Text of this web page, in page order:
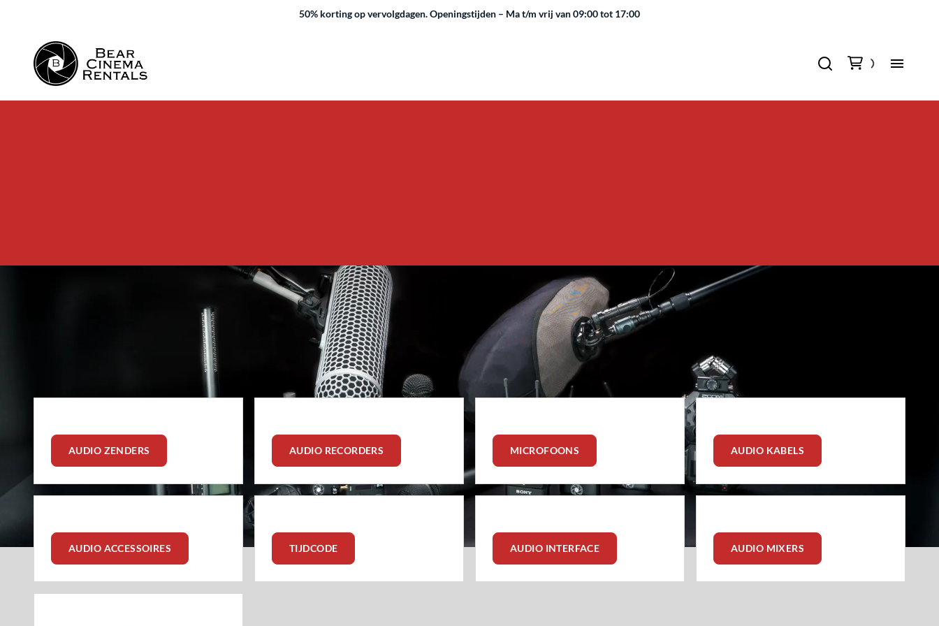
50% korting op vervolgdagen.Openingstijden – Ma t/m vrij van 09:00 tot 17:00
Bij Bear Cinema Rentals vind je een uitgebreide selectie audioapparatuur, zoals tijdcode-apparatuur, audiozenders, audiorecorders, microfoons en diverse accessoires. We bieden
gerenommeerde merken zoals Sony, Wisycom, Xvive en Zoom aan, zodat je verzekerd bent van topkwaliteit en betrouwbaarheid. Profiteer van onze flexibele huurvoorwaarden en
aantrekkelijke kortingen op opeenvolgende huurdagen. Bezoek ons in Groningen voor deskundig advies en een uitstekende klantenservice.
AUDIO ZENDERS AUDIO RECORDERS MICROFOONS AUDIO KABELS
AUDIO ACCESSOIRES TIJDCODE AUDIO INTERFACE AUDIO MIXERS